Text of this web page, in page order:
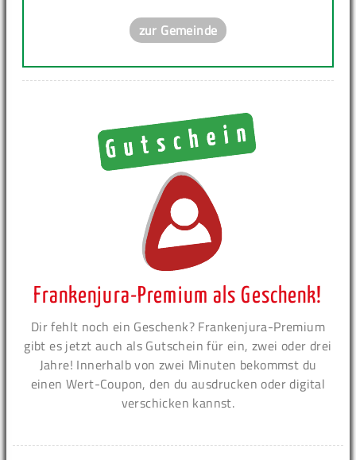
zur Gemeinde
Frankenjura-Premium als Geschenk!
Dir fehlt noch ein Geschenk? Frankenjura-Premium
gibt es jetzt auch als Gutschein für ein, zwei oder drei
Jahre! Innerhalb von zwei Minuten bekommst du
einen Wert-Coupon, den du ausdrucken oder digital
verschicken kannst.